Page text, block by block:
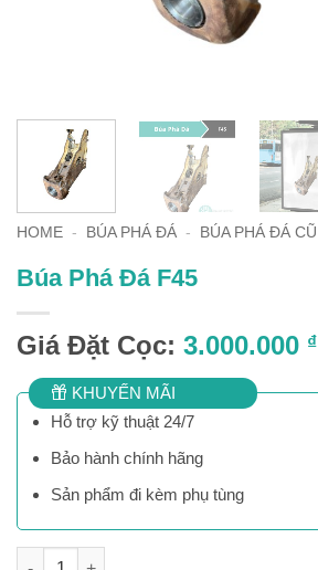
HOME - BÚA PHÁ ĐÁ - BÚA PHÁ ĐÁ CŨ
Búa Phá Đá F45
Giá Đặt Cọc: 3.000.000 ₫
KHUYẾN MÃI
Hỗ trợ kỹ thuật 24/7
Bảo hành chính hãng
Sản phẩm đi kèm phụ tùng
Búa Phá Đá F45 quantity